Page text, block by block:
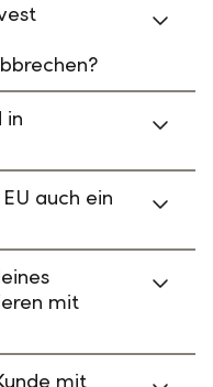
in
auch ein
mit
mit